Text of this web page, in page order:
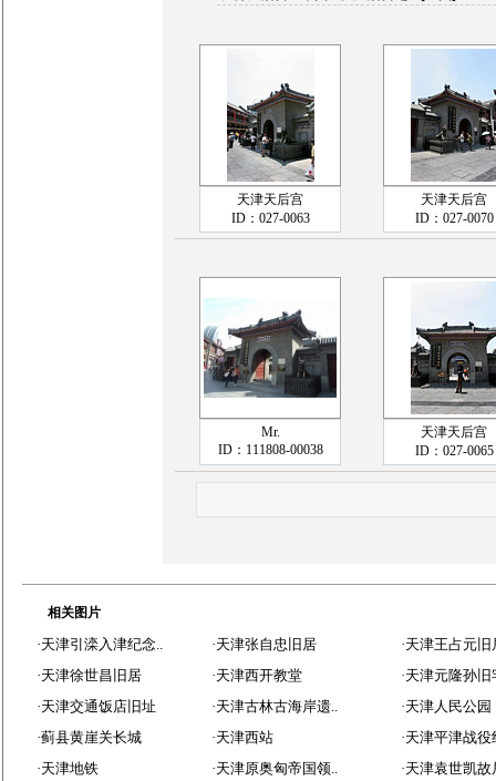
天津天后宫
ID：027-0063
天津天后宫
ID：027-0070
Mr.
ID：111808-00038
天津天后宫
ID：027-0065
相关图片
·天津引滦入津纪念..
·天津徐世昌旧居
·天津交通饭店旧址
·蓟县黄崖关长城
·天津地铁
·天津张自忠旧居
·天津西开教堂
·天津古林古海岸遗..
·天津西站
·天津原奥匈帝国领..
·天津王占元旧
·天津元隆孙旧
·天津人民公园
·天津平津战役
·天津袁世凯故